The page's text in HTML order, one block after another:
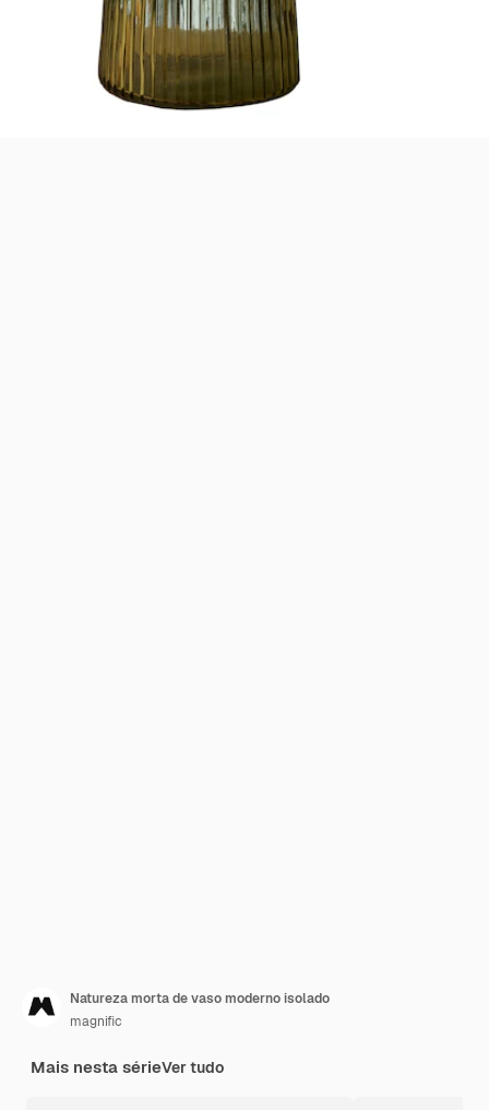
Natureza morta de vaso moderno isolado
magnific
Mais nesta sérieVer tudo